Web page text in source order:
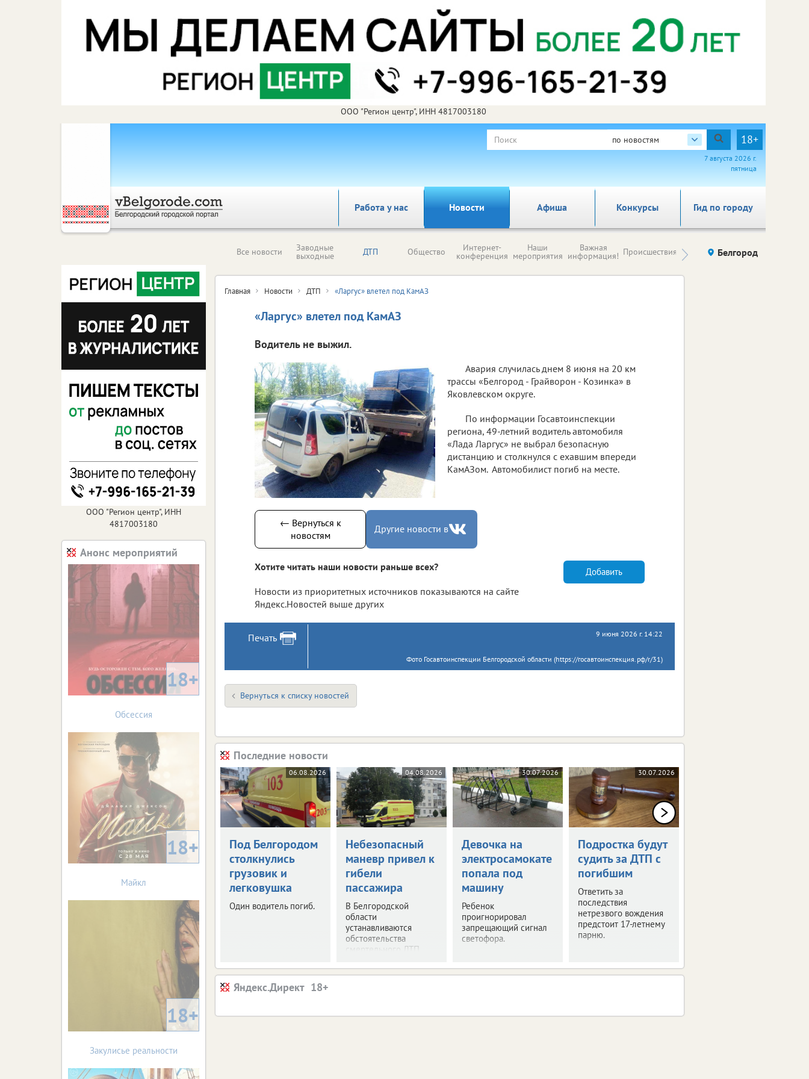
ООО "Регион центр", ИНН 4817003180
по новостям 18+
7 августа 2026 г.
пятница
Работа у нас Новости Афиша Гид по городу
Конкурсы
Все новости Заводные
выходные ДТП Общество Интернет-
конференция
Наши
мероприятия
Важная
информация! Происшествия Здоровье компаний (на
правах
Белгород
Главная Новости ДТП «Ларгус» влетел под КамАЗ
«Ларгус» влетел под КамАЗ
Водитель не выжил.
Авария случилась днем 8 июня на 20 км
трассы «Белгород - Грайворон - Козинка» в
Яковлевском округе.
По информации Госавтоинспекции
региона, 49-летний водитель автомобиля
«Лада Ларгус» не выбрал безопасную
дистанцию и столкнулся с ехавшим впереди
КамАЗом. Автомобилист погиб на месте.
← Вернуться к
новостям
Другие новости в
Хотите читать наши новости раньше всех?
Новости из приоритетных источников показываются на сайте
Яндекс.Новостей выше других
Добавить
Печать 9 июня 2026 г. 14:22
Фото Госавтоинспекции Белгородской области (https://госавтоинспекция.рф/r/31)
Вернуться к списку новостей
Последние новости
06.08.2026
Под Белгородом
столкнулись
грузовик и
легковушка
Один водитель погиб.
04.08.2026
Небезопасный
маневр привел к
гибели
пассажира
В Белгородской
области
устанавливаются
обстоятельства
смертельного ДТП.
30.07.2026
Девочка на
электросамокате
попала под
машину
Ребенок
проигнорировал
запрещающий сигнал
светофора.
30.07.2026
Подростка будут
судить за ДТП с
погибшим
Ответить за
последствия
нетрезвого вождения
предстоит 17-летнему
парню.
Яндекс.Директ
ООО "Регион центр", ИНН
4817003180
Анонс мероприятий
18+
Обсессия
18+
Майкл
18+
Закулисье реальности